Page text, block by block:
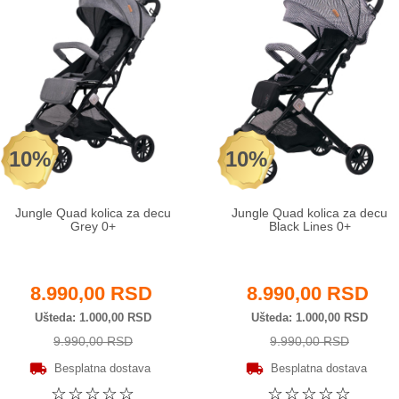
10%
Jungle Quad kolica za decu
Grey 0+
8.990,00 RSD
Ušteda 1.000,00 RSD
9.990,00 RSD
Besplatna dostava
☆
☆
☆
☆
☆
10%
Jungle Quad kolica za decu
Black Lines 0+
8.990,00 RSD
Ušteda 1.000,00 RSD
9.990,00 RSD
Besplatna dostava
☆
☆
☆
☆
☆